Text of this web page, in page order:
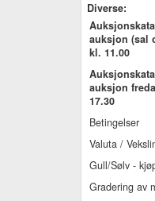
Diverse:
auksjon (sal
kl. 11.00
auksjon
17.30
Betingelser
Valuta /
Gull/Sølv -
Gradering av